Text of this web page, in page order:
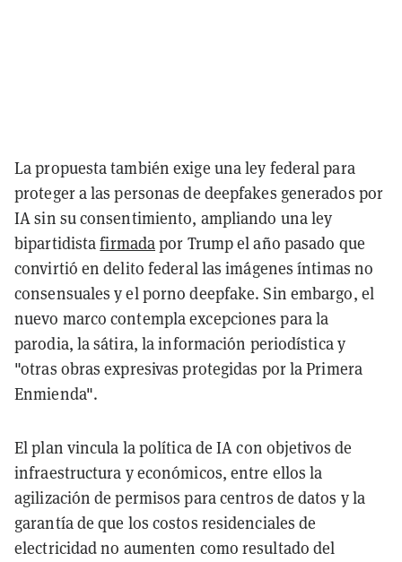
La propuesta también exige una ley federal para
proteger a las personas de deepfakes generados por
IA sin su consentimiento, ampliando una ley
bipartidistafirmadapor Trump el año pasado que
convirtió en delito federal las imágenes íntimas no
consensuales y el porno deepfake. Sin embargo, el
nuevo marco contempla excepciones para la
parodia, la sátira, la información periodística y
"otras obras expresivas protegidas por la Primera
Enmienda".
El plan vincula la política de IA con objetivos de
infraestructura y económicos, entre ellos la
agilización de permisos para centros de datos y la
garantía de que los costos residenciales de
electricidad no aumenten como resultado del